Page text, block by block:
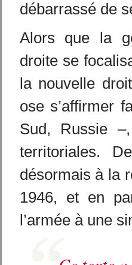
débarrassé de
Alors que la
droite se
la nouvelle
ose s’affirmer
Sud, Russie
territoriales.
désormais à la
1946, et en
l’armée à une